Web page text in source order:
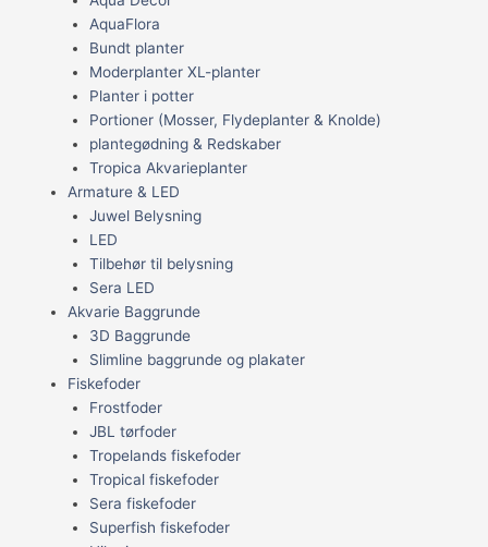
AquaFlora
Bundt planter
Moderplanter XL-planter
Planter i potter
Portioner (Mosser, Flydeplanter & Knolde)
plantegødning & Redskaber
Tropica Akvarieplanter
Armature & LED
Juwel Belysning
LED
Tilbehør til belysning
Sera LED
Akvarie Baggrunde
3D Baggrunde
Slimline baggrunde og plakater
Fiskefoder
Frostfoder
JBL tørfoder
Tropelands fiskefoder
Tropical fiskefoder
Sera fiskefoder
Superfish fiskefoder